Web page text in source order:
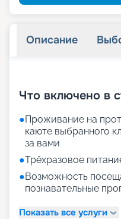
Описание
Что включено в
●Проживание на
каюте выбранного
за вами
●Трёхразовое
●Возможность
познавательные
Показать все услуги